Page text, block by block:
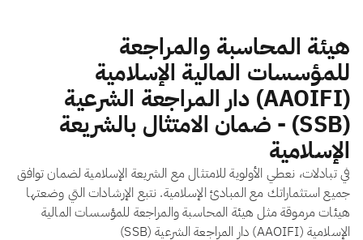
هيئة المحاسبة والمراجعة
للمؤسسات المالية الإسلامية
(AAOIFI) دار المراجعة الشرعية
(SSB) - ضمان الامتثال بالشريعة
الإسلامية
في تبادلات، نعطي الأولوية للامتثال مع الشريعة الإسلامية لضمان توافق
جميع استثماراتك مع المبادئ الإسلامية. نتبع الإرشادات التي وضعتها
هيئات مرموقة مثل هيئة المحاسبة والمراجعة للمؤسسات المالية
الإسلامية (AAOIFI) دار المراجعة الشرعية (SSB)